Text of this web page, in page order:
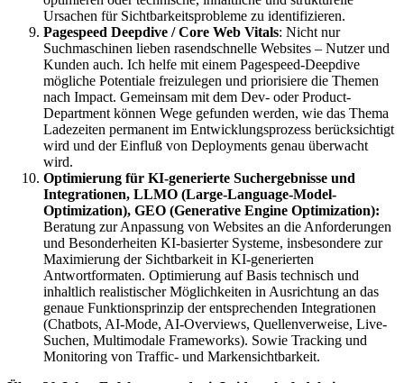
Ursachen für Sichtbarkeitsprobleme zu identifizieren.
Pagespeed Deepdive / Core Web Vitals: Nicht nur
Suchmaschinen lieben rasendschnelle Websites – Nutzer und
Kunden auch. Ich helfe mit einem Pagespeed-Deepdive
mögliche Potentiale freizulegen und priorisiere die Themen
nach Impact. Gemeinsam mit dem Dev- oder Product-
Department können Wege gefunden werden, wie das Thema
Ladezeiten permanent im Entwicklungsprozess berücksichtigt
wird und der Einfluß von Deployments genau überwacht
wird.
Optimierung für KI-generierte Suchergebnisse und
Integrationen, LLMO (Large-Language-Model-
Optimization), GEO (Generative Engine Optimization):
Beratung zur Anpassung von Websites an die Anforderungen
und Besonderheiten KI-basierter Systeme, insbesondere zur
Maximierung der Sichtbarkeit in KI-generierten
Antwortformaten. Optimierung auf Basis technisch und
inhaltlich realistischer Möglichkeiten in Ausrichtung an das
genaue Funktionsprinzip der entsprechenden Integrationen
(Chatbots, AI-Mode, AI-Overviews, Quellenverweise, Live-
Suchen, Multimodale Frameworks). Sowie Tracking und
Monitoring von Traffic- und Markensichtbarkeit.